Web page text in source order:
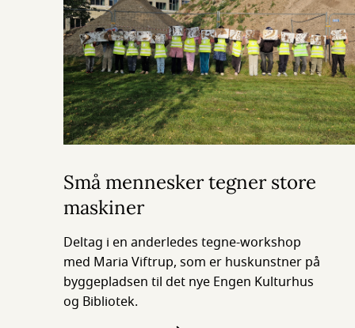
Små mennesker tegner store
maskiner
Deltag i en anderledes tegne-workshop
med Maria Viftrup, som er huskunstner på
byggepladsen til det nye Engen Kulturhus
og Bibliotek.